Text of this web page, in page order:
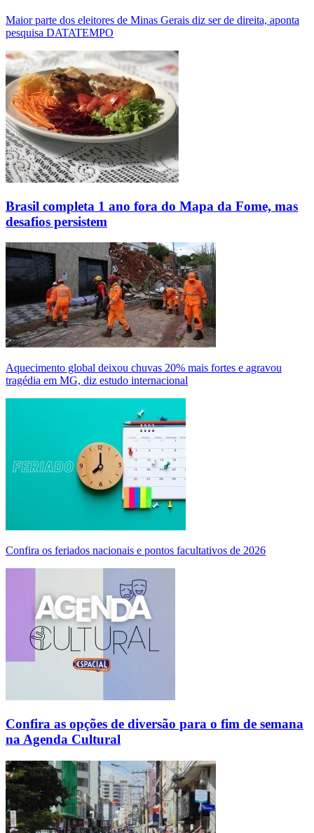
Maior parte dos eleitores de Minas Gerais diz ser de direita, aponta
pesquisa DATATEMPO
Brasil completa 1 ano fora do Mapa da Fome, mas
desafios persistem
Aquecimento global deixou chuvas 20% mais fortes e agravou
tragédia em MG, diz estudo internacional
Confira os feriados nacionais e pontos facultativos de 2026
Confira as opções de diversão para o fim de semana
na Agenda Cultural